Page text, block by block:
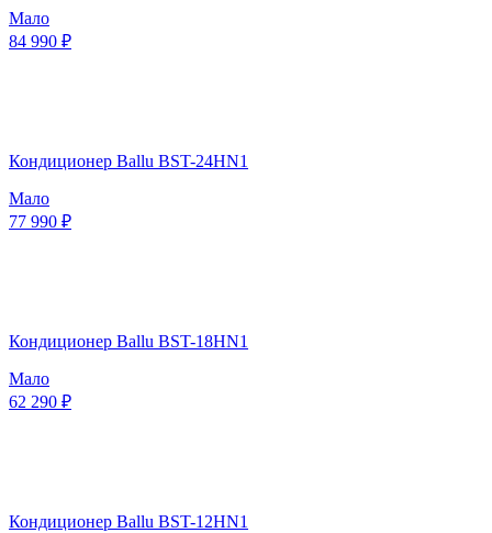
Мало
84 990 ₽
Кондиционер Ballu BST-24HN1
Мало
77 990 ₽
Кондиционер Ballu BST-18HN1
Мало
62 290 ₽
Кондиционер Ballu BST-12HN1